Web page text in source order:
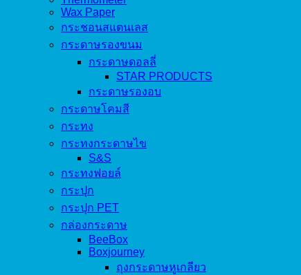
Wax Paper
กระชอนสแตนเลส
กระดาษรองขนม
กระดาษดอลลี่
STAR PRODUCTS
กระดาษรองอบ
กระดาษโคมสี
กระทง
กระทงกระดาษไข
S&S
กระทงฟอยล์
กระปุก
กระปุก PET
กล่องกระดาษ
BeeBox
Boxjourney
ถุงกระดาษหูเกลียว